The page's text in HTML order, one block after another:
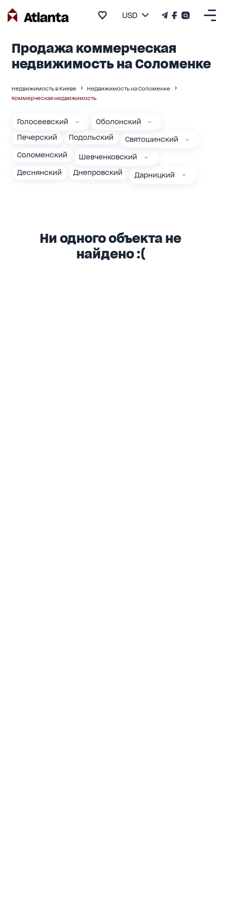
USD
Продажа коммерческая
недвижимость на Соломенке
Недвижимость в Киеве
Недвижимость на Соломенке
Коммерческая недвижимость
Голосеевский
Оболонский
Печерский
Подольский
Святошинский
Соломенский
Шевченковский
Деснянский
Днепровский Дарницкий
Ни одного объекта не
найдено :(